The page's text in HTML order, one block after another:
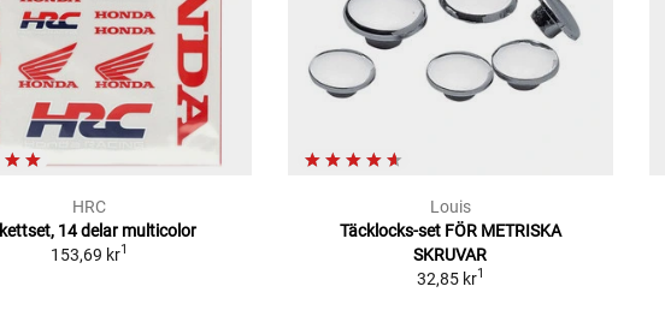
HRC
14 delar multicolor
153,69 kr1
Louis
Täcklocks-set FÖR METRISKA
SKRUVAR
32,85 kr1